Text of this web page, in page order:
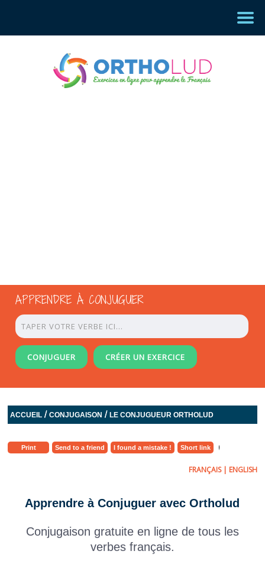
APPRENDRE À CONJUGUER
CONJUGUER CRÉER UN EXERCICE
ACCUEIL /CONJUGAISON /LE CONJUGUEUR ORTHOLUD
Print Send to a friend I found a mistake ! Short link
FRANÇAIS| ENGLISH
Apprendre à Conjuguer avec Ortholud
Conjugaison gratuite en ligne de tous les
verbes français.